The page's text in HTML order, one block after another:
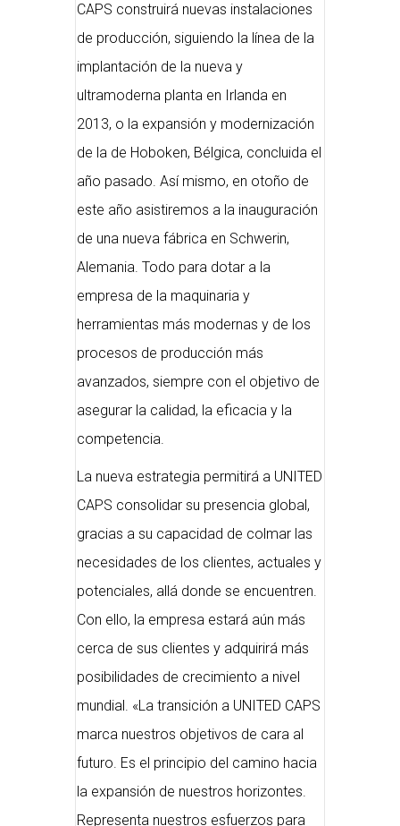
CAPS construirá nuevas instalaciones
de producción, siguiendo la línea de la
implantación de la nueva y
ultramoderna planta en Irlanda en
2013, o la expansión y modernización
de la de Hoboken, Bélgica, concluida el
año pasado. Así mismo, en otoño de
este año asistiremos a la inauguración
de una nueva fábrica en Schwerin,
Alemania. Todo para dotar a la
empresa de la maquinaria y
herramientas más modernas y de los
procesos de producción más
avanzados, siempre con el objetivo de
asegurar la calidad, la eficacia y la
competencia.
La nueva estrategia permitirá a UNITED
CAPS consolidar su presencia global,
gracias a su capacidad de colmar las
necesidades de los clientes, actuales y
potenciales, allá donde se encuentren.
Con ello, la empresa estará aún más
cerca de sus clientes y adquirirá más
posibilidades de crecimiento a nivel
mundial. «La transición a UNITED CAPS
marca nuestros objetivos de cara al
futuro. Es el principio del camino hacia
la expansión de nuestros horizontes.
Representa nuestros esfuerzos para